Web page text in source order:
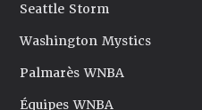
Seattle Storm
Washington Mystics
Palmarès WNBA
Équipes WNBA